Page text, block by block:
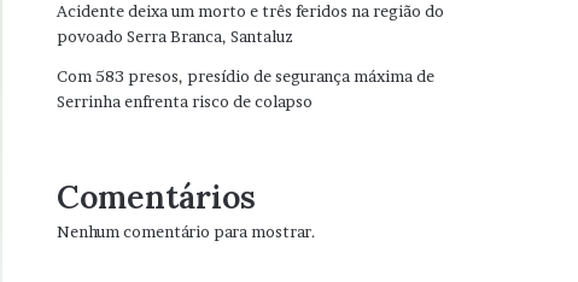
Acidente deixa um morto e três feridos na região do
povoado Serra Branca, Santaluz
Com 583 presos, presídio de segurança máxima de
Serrinha enfrenta risco de colapso
Comentários
Nenhum comentário para mostrar.